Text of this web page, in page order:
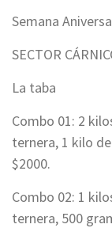
Semana
SECTOR
La taba
Combo 01: 2
ternera, 1 kilo
$2000.
Combo 02: 1
ternera, 500